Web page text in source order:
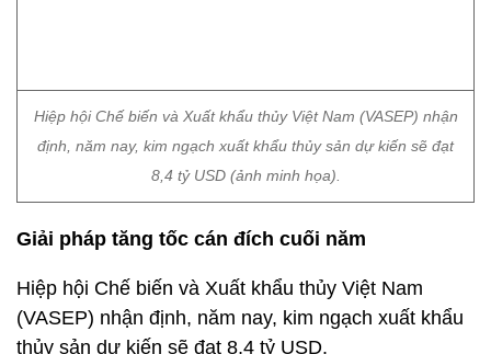
Giải pháp tăng tốc cán đích cuối năm
Hiệp hội Chế biến và Xuất khẩu thủy Việt Nam
(VASEP) nhận định, năm nay, kim ngạch xuất khẩu
thủy sản dự kiến sẽ đạt 8,4 tỷ USD.
Phó Tổng thư ký Hiệp hội Chế biến và Xuất khẩu
thủy Việt Nam (VASEP), ông Nguyễn Hoài Nam,
cho biết, 9 tháng đầu năm 2021, kim ngạch xuất
khẩu thủy sản đạt xấp xỉ 6,2 tỷ USD, tăng hơn 2,9%